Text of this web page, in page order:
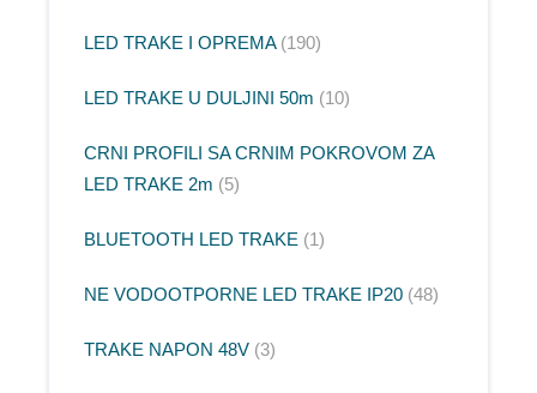
LED TRAKE I OPREMA 190
LED TRAKE U DULJINI 50m 10
CRNI PROFILI SA CRNIM POKROVOM ZA
LED TRAKE 2m
5
BLUETOOTH LED TRAKE 1
NE VODOOTPORNE LED TRAKE IP20 48
TRAKE NAPON 48V 3